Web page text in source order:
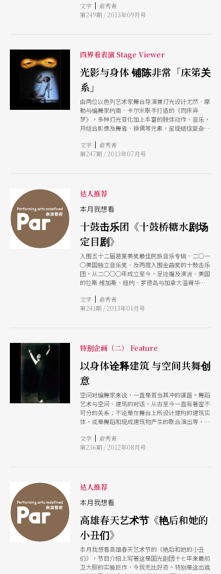
大舞台，就可看出他的深厚功力！当然，叶锦添的
视觉设计及舞台加持，也让人格外期待此作。
美学的身体，呈现一部奇幻又迷离的寻根物语。此
作横扫二○一二年英国各大舞蹈奖项，如伦敦奥立
佛奖之最佳新舞蹈制作及TMA戏剧奖之舞蹈成就奖
等，是阿喀郎另一颠峰之作！
文字 | 俞秀青
第249期 / 2013年09月号
四界看表演 Stage Viewer
光影与身体 铺陈非常「床笫关
系」
由两位以色列艺术家舞台导演兼灯光设计尤然．摩
勒与编舞家约南．卡尔米联手打造的《同床异
梦》，多种灯光变化加上丰富的肢体动作、音乐，
并结合影像及舞者、操偶等元素，呈现错综复杂的
因为技术问题而影响动作、氛围，一定要找到平衡
点，绝对不可妥协！所以整个制作非常耗时，过程
文字 | 俞秀青
第247期 / 2013年07月号
达人推荐
本月我想看
十鼓击乐团《十鼓桥糖水剧场
定目剧》
入围五十二届葛莱美奖最佳民族音乐专辑、二○一
○美国独立音乐奖、及两度入围金曲奖的十鼓击乐
团，从二○○○年成立至今，足迹遍及澳洲、美国
的拉斯 维加斯、纽约、罗德岛与加拿大温哥华等
节等演出。二○一○年十鼓击乐团承租高雄桥头糖
厂的北边闲置仓库，投 注创意巧思、结合糖厂闲
各地风俗民情为创作主题素材，以打击乐的演奏形
式，搭配大水幕、烽火台、4D投影及奇幻水景，
颇令人期待！ 观众可以轻松地到高雄二日游，达
到观光娱乐又可欣赏难能可贵的高科技制作定目
剧。
文字 | 俞秀青
第241期 / 2013年01月号
特别企画（二） Feature
以身体诠释建筑 与空间共舞创
意
空间对编舞家来说，一直是首当其冲的课题。舞蹈
艺术与空间、建筑的对话，从古至今一直有著密不
可分的关系；不论是在舞台上所设计建构的建筑实
体，或是舞蹈和现成建筑物产生的联合演出等，这
文字 | 俞秀青
第236期 / 2012年08月号
达人推荐
本月我想看
高雄春天艺术节《艳后和她的
小丑们》
本月我想看高雄春天艺术节的《艳后和她的小丑
们》，节目介绍上写著这是国光剧团十七年来最前
卫大胆的实验巨作，令我无比好奇。特别是这出戏